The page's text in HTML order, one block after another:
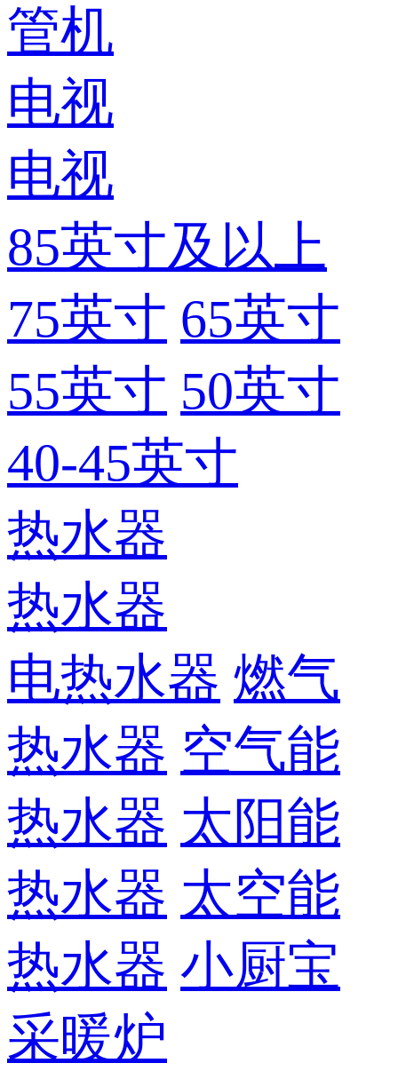
管机
电视
电视
85英寸及以上
75英寸 65英寸
55英寸 50英寸
40-45英寸
热水器
热水器
电热水器 燃气
热水器 空气能
热水器 太阳能
热水器 太空能
热水器 小厨宝
采暖炉